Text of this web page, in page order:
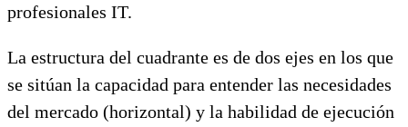
profesionales IT.
La estructura del cuadrante es de dos ejes en los que
se sitúan la capacidad para entender las necesidades
del mercado (horizontal) y la habilidad de ejecución